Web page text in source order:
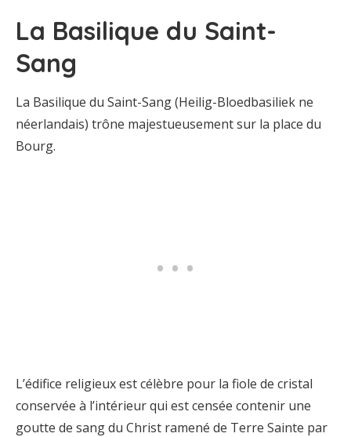
La Basilique du Saint-
Sang
La Basilique du Saint-Sang (Heilig-Bloedbasiliek ne
néerlandais) trône majestueusement sur la place du
Bourg.
L’édifice religieux est célèbre pour la fiole de cristal
conservée à l’intérieur qui est censée contenir une
goutte de sang du Christ ramené de Terre Sainte par